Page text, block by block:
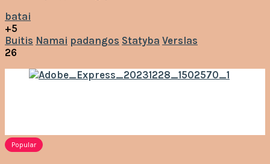
batai
+5
Buitis Namai padangos Statyba Verslas
26
Popular